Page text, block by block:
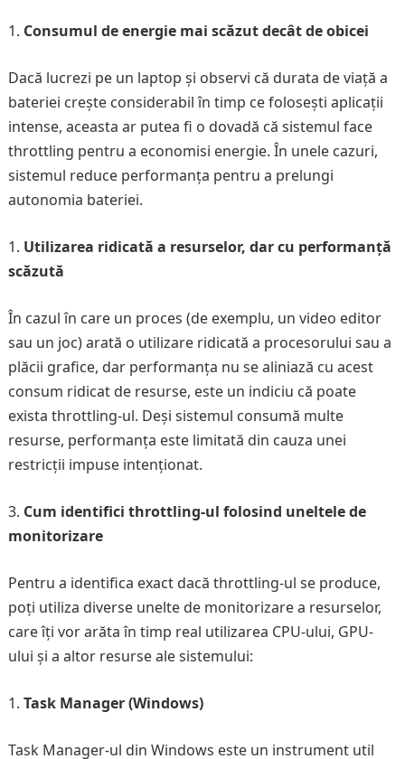
Consumul de energie mai scăzut decât de obicei
Dacă lucrezi pe un laptop și observi că durata de viață a
bateriei crește considerabil în timp ce folosești aplicații
intense, aceasta ar putea fi o dovadă că sistemul face
throttling pentru a economisi energie. În unele cazuri,
sistemul reduce performanța pentru a prelungi
autonomia bateriei.
Utilizarea ridicată a resurselor, dar cu performanță
scăzută
În cazul în care un proces (de exemplu, un video editor
sau un joc) arată o utilizare ridicată a procesorului sau a
plăcii grafice, dar performanța nu se aliniază cu acest
consum ridicat de resurse, este un indiciu că poate
exista throttling-ul. Deși sistemul consumă multe
resurse, performanța este limitată din cauza unei
restricții impuse intenționat.
Cum identifici throttling-ul folosind uneltele de
monitorizare
Pentru a identifica exact dacă throttling-ul se produce,
poți utiliza diverse unelte de monitorizare a resurselor,
care îți vor arăta în timp real utilizarea CPU-ului, GPU-
ului și a altor resurse ale sistemului:
Task Manager (Windows)
Task Manager-ul din Windows este un instrument util